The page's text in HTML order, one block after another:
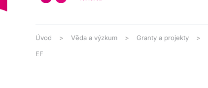
Úvod Věda a výzkum Granty a projekty
EF